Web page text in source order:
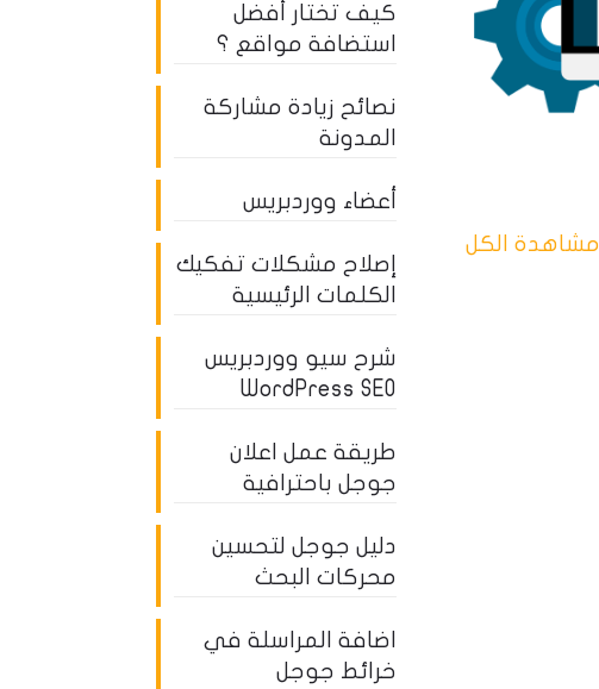
مشاهدة الكل
كيف تختار أفضل
استضافة مواقع ؟
نصائح زيادة مشاركة
المدونة
أعضاء ووردبريس
إصلاح مشكلات تفكيك
الكلمات الرئيسية
شرح سيو ووردبريس
WordPress SEO
طريقة عمل اعلان
جوجل باحترافية
دليل جوجل لتحسين
محركات البحث
اضافة المراسلة في
خرائط جوجل